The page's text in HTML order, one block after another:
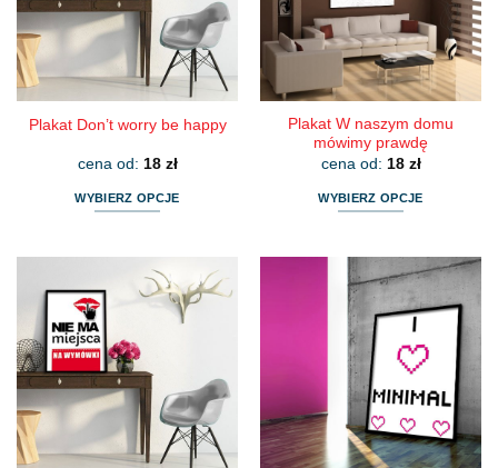
wybrać
na
stronie
produktu
wybrać
na
stronie
produktu
Plakat Don’t worry be happy
cena od: 18 zł
WYBIERZ OPCJE
wiele
wariantów.
Opcje
można
wybrać
na
stronie
produktu
Plakat W naszym domu
mówimy prawdę
cena od: 18 zł
WYBIERZ OPCJE
wiele
wariantów.
Opcje
można
wybrać
na
stronie
produktu